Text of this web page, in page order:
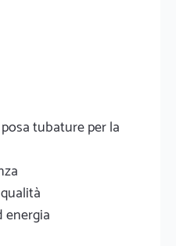
tubature per la
energia